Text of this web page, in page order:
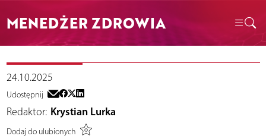
MENEDŻER ZDROWIA
24.10.2025
Udostępnij
Redaktor: Krystian Lurka
Dodaj do ulubionych